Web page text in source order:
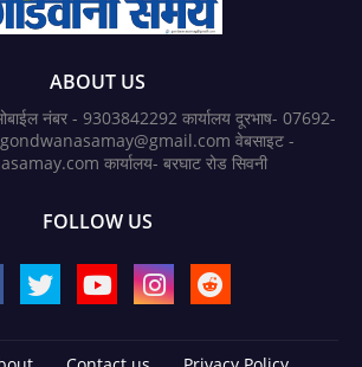
ABOUT US
नंबर - 9303842292 कार्यालय दूरभाष- 07692-
वेबसाइट -
कार्यालय- बरघाट रोड सिवनी
FOLLOW US